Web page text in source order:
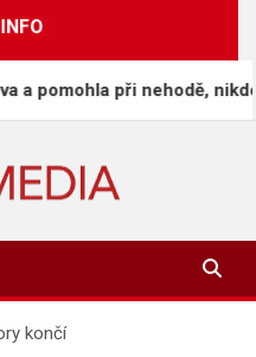
při nehodě, nikdo jiný
končí